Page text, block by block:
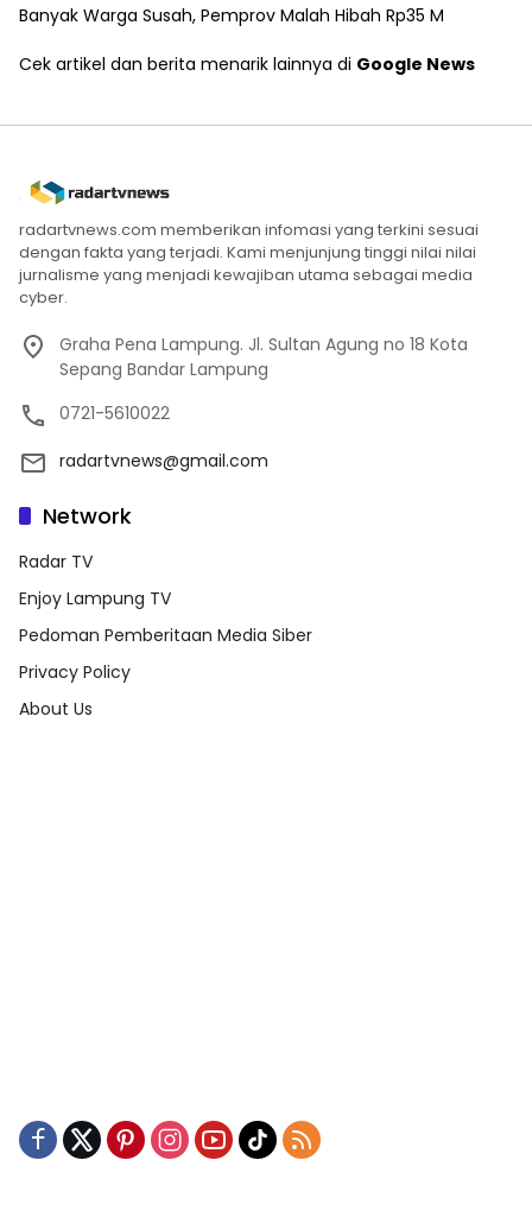
Banyak Warga Susah, Pemprov Malah Hibah Rp35 M
Cek artikel dan berita menarik lainnya di Google News
radartvnews.com memberikan infomasi yang terkini sesuai
dengan fakta yang terjadi. Kami menjunjung tinggi nilai nilai
jurnalisme yang menjadi kewajiban utama sebagai media
cyber.
Graha Pena Lampung. Jl. Sultan Agung no 18 Kota
Sepang Bandar Lampung
0721-5610022
radartvnews@gmail.com
Network
Radar TV
Enjoy Lampung TV
Pedoman Pemberitaan Media Siber
Privacy Policy
About Us